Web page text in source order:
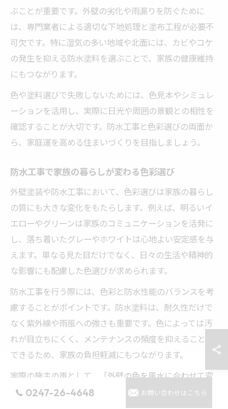
ぶことが重要です。外壁の劣化や雨漏りを防ぐために
は、専門業者による適切な下地処理と塗布工程が必要不
可欠です。特に湿気の多い地域や北面には、カビやコケ
の発生を抑える防水塗料を選ぶことで、家族の健康維持
にもつながります。
色や塗料選びで失敗しないためには、色見本やシミュレ
ーションを活用し、実際に日光や周囲の景観との相性を
確認することが大切です。防水工事と色彩選びの両面か
ら、家庭運を高める住まいづくりを目指しましょう。
防水工事で家族の暮らしが変わる色彩選び
外壁塗装や防水工事において、色彩選びは家族の暮らし
の質にも大きな変化をもたらします。例えば、明るいイ
エローやグリーンは家族のコミュニケーションを活発に
し、落ち着いたグレーやホワイトは心地よい安定感を与
えます。単なる見た目だけでなく、日々の生活や精神的
な影響にも配慮した色選びが求められます。
防水工事を行う際には、色彩と防水性能のバランスを考
慮することがポイントです。防水塗料は、耐久性だけで
なく紫外線や雨風への強さも重要です。色によっては汚
れが目立ちにくく、メンテナンスの頻度を抑えることが
できるため、家族の負担軽減にもつながります。
実際の施主の声として、「外壁の色を風水に合わせて変
更したことで、家族の雰囲気が明るくなった」「防水工
0247-26-4648 お問い合わせはこちら